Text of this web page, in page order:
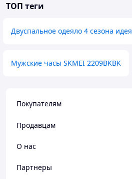
ТОП теги
Двуспальное одеяло 4 сезона идея
Мужские часы SKMEI 2209BKBK
Покупателям
Продавцам
О нас
Партнеры